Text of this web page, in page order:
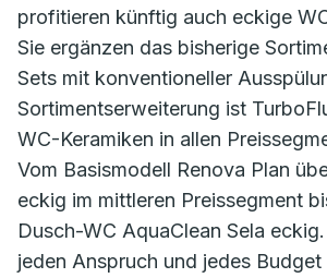
profitieren künftig auch eckige
Sie ergänzen das bisherige
Sets mit konventioneller
Sortimentserweiterung ist
WC-Keramiken in allen
Vom Basismodell Renova Plan
eckig im mittleren Preissegment
Dusch-WC AquaClean Sela
jeden Anspruch und jedes